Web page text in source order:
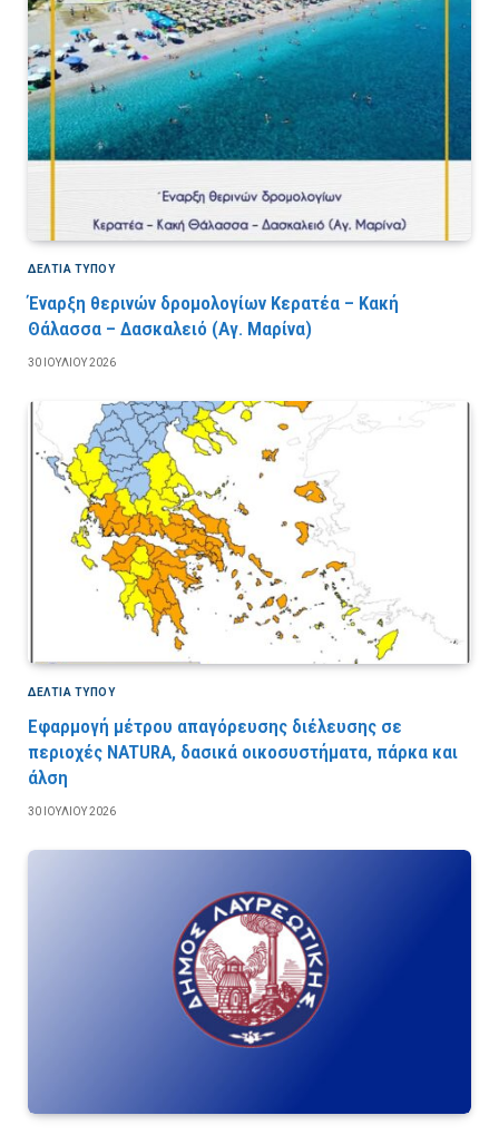
ΔΕΛΤΙΑ ΤΥΠΟΥ
Έναρξη θερινών δρομολογίων Κερατέα – Κακή
Θάλασσα – Δασκαλειό (Αγ. Μαρίνα)
30 ΙΟΥΛΊΟΥ 2026
ΔΕΛΤΙΑ ΤΥΠΟΥ
Εφαρμογή μέτρου απαγόρευσης διέλευσης σε
περιοχές NATURA, δασικά οικοσυστήματα, πάρκα και
άλση
30 ΙΟΥΛΊΟΥ 2026